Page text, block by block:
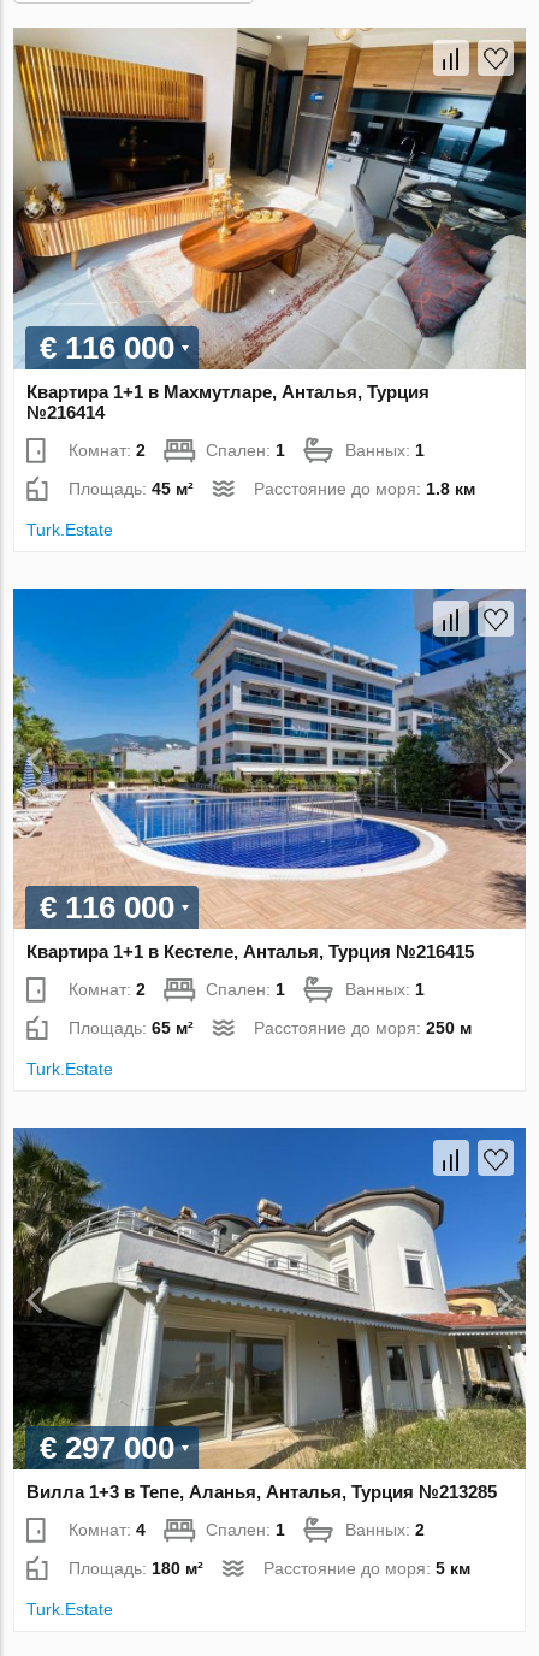
€ 116 000
Квартира 1+1 в Махмутларе, Анталья, Турция
№216414
Комнат:2 Спален: 1 Ванных: 1
Площадь:45 м² Расстояние до моря: 1.8 км
Turk.Estate
€ 116 000
Квартира 1+1 в Кестеле, Анталья, Турция №216415
Комнат:2 Спален:1 Ванных:1
Площадь:65 м² Расстояние до моря:250 м
Turk.Estate
€ 297 000
Вилла 1+3 в Тепе, Аланья, Анталья, Турция №213285
Комнат:4 Спален: 1 Ванных:2
Площадь: 180 м² Расстояние до моря:5 км
Turk.Estate